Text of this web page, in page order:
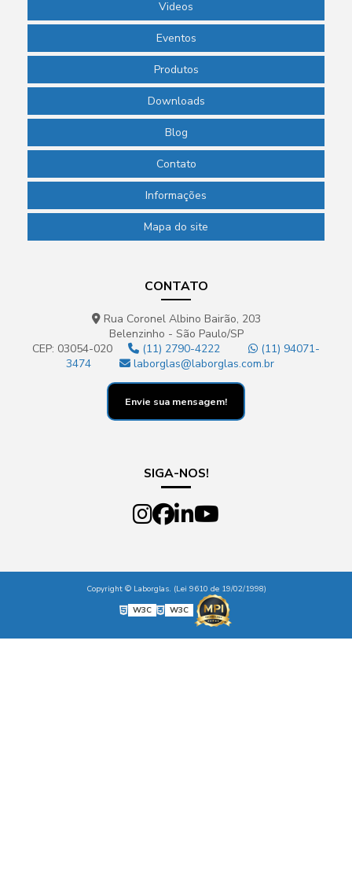
Videos
Eventos
Produtos
Downloads
Blog
Contato
Informações
Mapa do site
CONTATO
Rua Coronel Albino Bairão, 203
Belenzinho - São Paulo/SP
CEP: 03054-020
(11) 2790-4222
(11) 94071-
3474
laborglas@laborglas.com.br
Envie sua mensagem!
SIGA-NOS!
Copyright © Laborglas. (Lei 9610 de 19/02/1998)
W3C
W3C